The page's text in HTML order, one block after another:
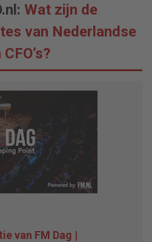
Wat zijn de
van Nederlandse
van FM Dag |